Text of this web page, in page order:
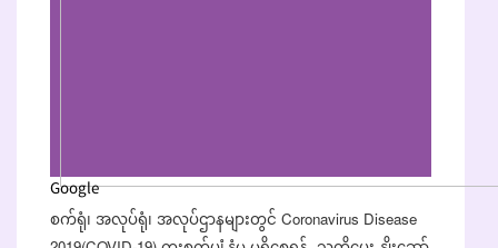
Google
စက်ရုံ၊ အလုပ်ရုံ၊ အလုပ်ဌာနများတွင် Coronavirus Disease